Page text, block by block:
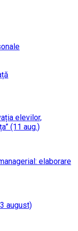
elevilor,
(11 aug.)
elaborare
august)